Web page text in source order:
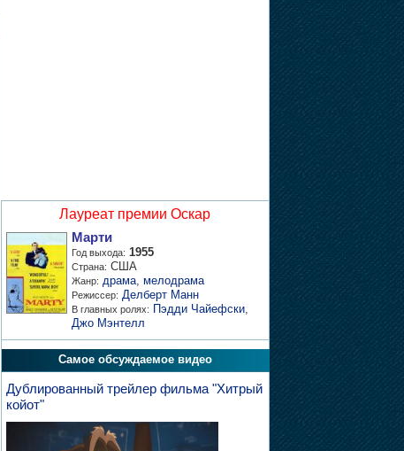
Лауреат премии Оскар
Марти
Год выхода: 1955
Страна: США
Жанр: драма, мелодрама
Режиссер: Делберт Манн
В главных ролях: Пэдди Чайефски,
Джо Мэнтелл
Самое обсуждаемое видео
Дублированный трейлер фильма "Хитрый
койот"